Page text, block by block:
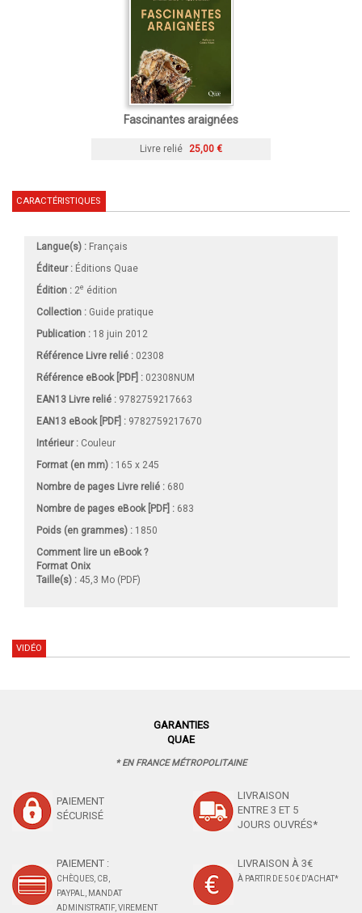
Fascinantes araignées
Livre relié 25,00 €
CARACTÉRISTIQUES
Langue(s) : Français
Éditeur : Éditions Quae
Édition : 2e édition
Collection : Guide pratique
Publication : 18 juin 2012
Référence Livre relié : 02308
Référence eBook [PDF] : 02308NUM
EAN13 Livre relié : 9782759217663
EAN13 eBook [PDF] : 9782759217670
Intérieur : Couleur
Format (en mm) : 165 x 245
Nombre de pages Livre relié : 680
Nombre de pages eBook [PDF] : 683
Poids (en grammes) : 1850
Comment lire un eBook ?
Format Onix
Taille(s) : 45,3 Mo (PDF)
VIDÉO
GARANTIES
QUAE
* EN FRANCE MÉTROPOLITAINE
PAIEMENT
SÉCURISÉ
LIVRAISON
ENTRE 3 ET 5
JOURS OUVRÉS*
PAIEMENT :
CHÈQUES, CB,
PAYPAL, MANDAT
ADMINISTRATIF, VIREMENT
LIVRAISON À 3€
À PARTIR DE 50 € D'ACHAT*